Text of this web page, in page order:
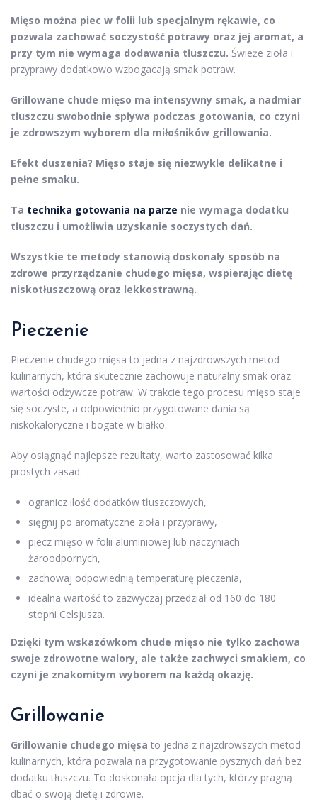
Mięso można piec w folii lub specjalnym rękawie, co
pozwala zachować soczystość potrawy oraz jej aromat, a
przy tym nie wymaga dodawania tłuszczu. Świeże zioła i
przyprawy dodatkowo wzbogacają smak potraw.
Grillowane chude mięso ma intensywny smak, a nadmiar
tłuszczu swobodnie spływa podczas gotowania, co czyni
je zdrowszym wyborem dla miłośników grillowania.
Efekt duszenia? Mięso staje się niezwykle delikatne i
pełne smaku.
Ta technika gotowania na parze nie wymaga dodatku
tłuszczu i umożliwia uzyskanie soczystych dań.
Wszystkie te metody stanowią doskonały sposób na
zdrowe przyrządzanie chudego mięsa, wspierając dietę
niskotłuszczową oraz lekkostrawną.
Pieczenie
Pieczenie chudego mięsa to jedna z najzdrowszych metod
kulinarnych, która skutecznie zachowuje naturalny smak oraz
wartości odżywcze potraw. W trakcie tego procesu mięso staje
się soczyste, a odpowiednio przygotowane dania są
niskokaloryczne i bogate w białko.
Aby osiągnąć najlepsze rezultaty, warto zastosować kilka
prostych zasad:
ogranicz ilość dodatków tłuszczowych,
sięgnij po aromatyczne zioła i przyprawy,
piecz mięso w folii aluminiowej lub naczyniach
żaroodpornych,
zachowaj odpowiednią temperaturę pieczenia,
idealna wartość to zazwyczaj przedział od 160 do 180
stopni Celsjusza.
Dzięki tym wskazówkom chude mięso nie tylko zachowa
swoje zdrowotne walory, ale także zachwyci smakiem, co
czyni je znakomitym wyborem na każdą okazję.
Grillowanie
Grillowanie chudego mięsa to jedna z najzdrowszych metod
kulinarnych, która pozwala na przygotowanie pysznych dań bez
dodatku tłuszczu. To doskonała opcja dla tych, którzy pragną
dbać o swoją dietę i zdrowie.